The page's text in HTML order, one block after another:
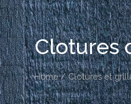
Clotures
Home/Clotures et